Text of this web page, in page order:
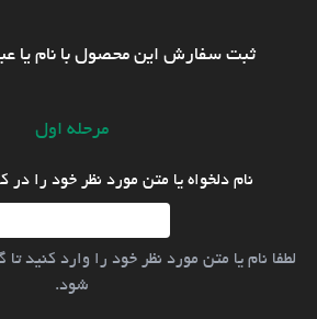
ثبت سفارش این محصول با نام یا
مرحله اول
نام دلخواه یا متن مورد نظر خود را در
لطفا نام یا متن مورد نظر خود را وارد کنید
شود.